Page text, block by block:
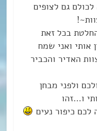
גם לצופים
בכל זאת
אותי ואני שמח
האדיר והכביר
ולפני מבחן
ו…זהו
לכם כיפור נעים